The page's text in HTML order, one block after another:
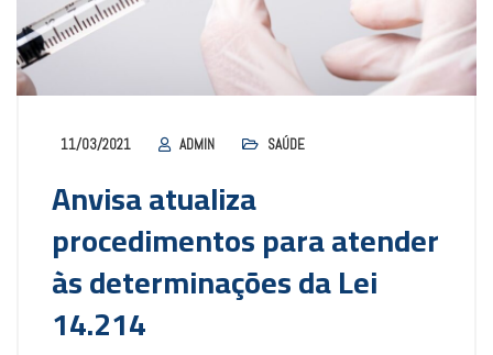
11/03/2021 ADMIN SAÚDE
Anvisa atualiza
procedimentos para atender
às determinações da Lei
14.214